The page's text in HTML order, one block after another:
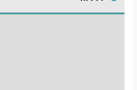
Accord